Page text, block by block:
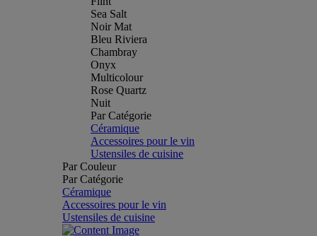
Sea Salt
Noir Mat
Bleu Riviera
Chambray
Onyx
Multicolour
Rose Quartz
Nuit
Par Catégorie
Céramique
Accessoires pour le vin
Ustensiles de cuisine
Par Couleur
Par Catégorie
Céramique
Accessoires pour le vin
Ustensiles de cuisine